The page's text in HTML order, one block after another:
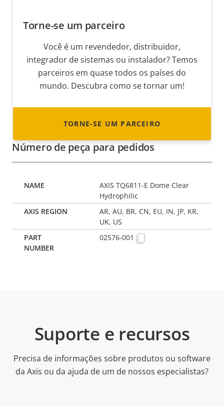
Torne-se um parceiro
Você é um revendedor, distribuidor,
integrador de sistemas ou instalador? Temos
parceiros em quase todos os países do
mundo. Descubra como se tornar um!
TORNE-SE UM PARCEIRO
Número de peça para pedidos
AXIS TQ6811-E Dome Clear
Hydrophilic
AR, AU, BR, CN, EU, IN, JP, KR,
UK, US
02576-001
Suporte e recursos
Precisa de informações sobre produtos ou software
da Axis ou da ajuda de um de nossos especialistas?